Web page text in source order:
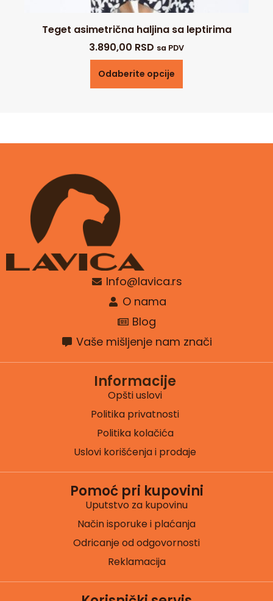
Teget asimetrična haljina sa leptirima
3.890,00 RSD sa PDV
Odaberite opcije
Info@lavica.rs
O nama
Blog
Vaše mišljenje nam znači
Informacije
Opšti uslovi
Politika privatnosti
Politika kolačića
Uslovi korišćenja i prodaje
Pomoć pri kupovini
Uputstvo za kupovinu
Način isporuke i plaćanja
Odricanje od odgovornosti
Reklamacija